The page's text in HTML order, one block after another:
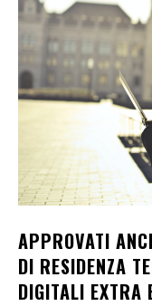
APPROVATI
DI RESIDENZA
DIGITALI EXTRA